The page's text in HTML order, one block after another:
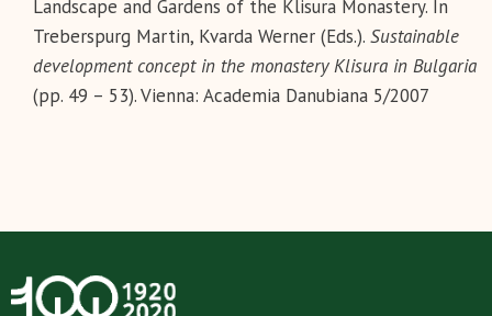
Landscape and Gardens of the Klisura Monastery. In
Treberspurg Martin, Kvarda Werner (Eds.). Sustainable
development concept in the monastery Klisura in Bulgaria
(pp. 49 – 53). Vienna: Academia Danubiana 5/2007